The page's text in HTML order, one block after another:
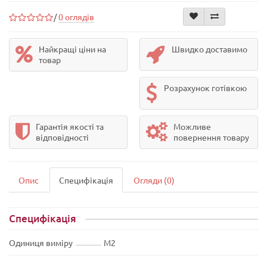
/0 оглядів
Найкращі ціни на
товар
Швидко доставимо
Розрахунок готівкою
Гарантія якості та
відповідності
Можливе
повернення товару
Опис Специфікація Огляди (0)
Специфікація
Одиниця виміру М2